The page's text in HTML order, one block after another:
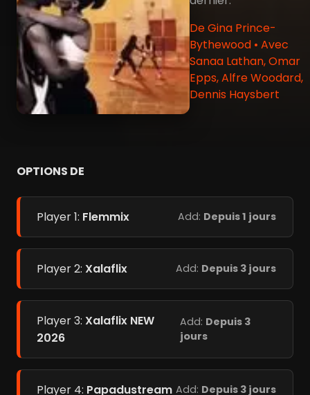
De Gina Prince-
Bythewood • Avec
Sanaa Lathan, Omar
Epps, Alfre Woodard,
Dennis Haysbert
OPTIONS DE
Player 1: Flemmix Add: Depuis 1 jours
Player 2: Xalaflix Add: Depuis 3 jours
Player 3: Xalaflix NEW
2026
Add: Depuis 3
jours
Player 4: Papadustream Add: Depuis 3 jours